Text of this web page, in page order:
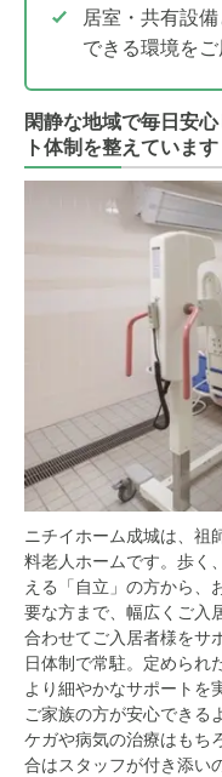
居室・共有設
できる環境を
閑静な地域で毎日安
ト体制を整えています
ニチイホーム成城は、祖
料老人ホームです。歩く
える「自立」の方から、
要な方まで、幅広くご入
合わせてご入居者様をサ
日体制で常駐。定められ
より細やかなサポートを
ご家族の方が安心できる
ケガや病気の治療はもち
合はスタッフが付き添い